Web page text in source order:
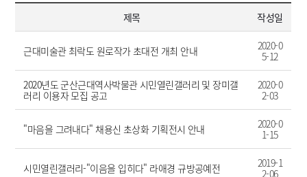
제목 작성일
근대미술관 최락도 원로작가 초대전 개최 안내
2020-0
5-12
2020년도 군산근대역사박물관 시민열린갤러리 및 장미갤
러리 이용자 모집 공고
2020-0
2-03
"마음을 그려내다" 채용신 초상화 기획전시 안내
2020-0
1-15
시민열린갤러리-"이음을 입히다" 라애경 규방공예전
2019-1
2-06